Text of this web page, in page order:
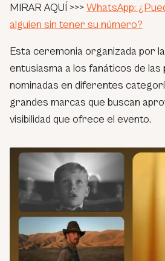
MIRAR AQUÍ >>>WhatsApp:
alguien sin tener su número?
Esta ceremonia organizada por
entusiasma a los fanáticos de las
nominadas en diferentes
grandes marcas que buscan
visibilidad que ofrece el evento.